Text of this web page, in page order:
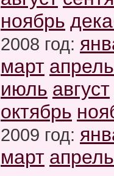
ноябрь
2008 год:
март апрель
июль август
октябрь
2009 год:
март апрель